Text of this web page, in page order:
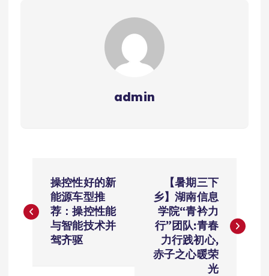
admin
章
操控性好的新
能源车型推
荐：操控性能
与智能技术并
驾齐驱
【暑期三下
乡】湖南信息
学院“青衿力
行”团队:青春
力行践初心,
赤子之心暖荣
光